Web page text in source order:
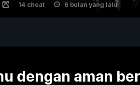
14 cheat 6 bulan yang lalu
dengan aman